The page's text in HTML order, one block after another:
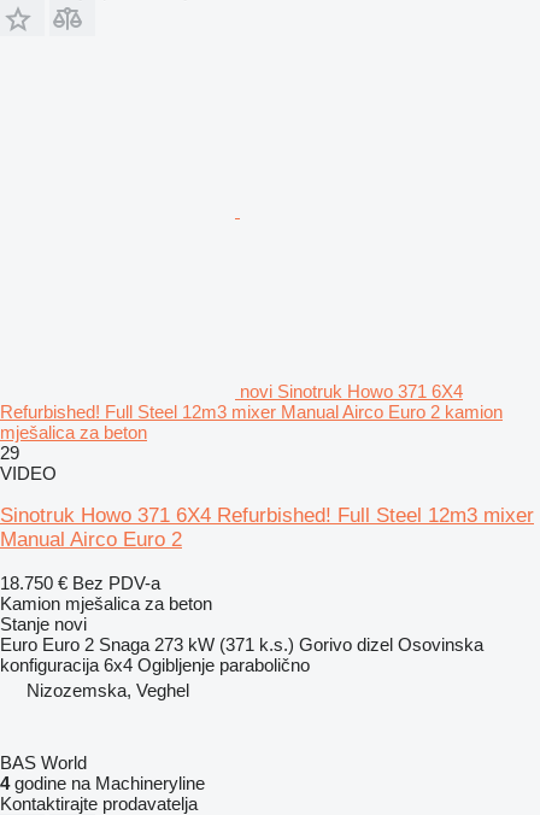
novi Sinotruk Howo 371 6X4
Refurbished! Full Steel 12m3 mixer Manual Airco Euro 2 kamion
mješalica za beton
29
VIDEO
Sinotruk Howo 371 6X4 Refurbished! Full Steel 12m3 mixer
Manual Airco Euro 2
18.750 € Bez PDV-a
Kamion mješalica za beton
Stanje novi
Euro Euro 2 Snaga 273 kW (371 k.s.) Gorivo dizel Osovinska
konfiguracija 6x4 Ogibljenje parabolično
Nizozemska, Veghel
BAS World
4godine na Machineryline
Kontaktirajte prodavatelja